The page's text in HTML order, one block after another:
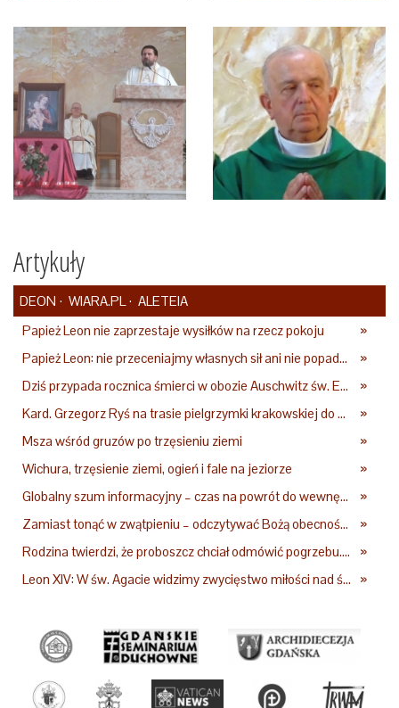
Artykuły
DEON WIARA.PL
ALETEIA
»
Papież Leon nie zaprzestaje wysiłków na rzecz pokoju
»
Papież Leon: nie przeceniajmy własnych sił ani nie popadajmy w rozpacz
»
Dziś przypada rocznica śmierci w obozie Auschwitz św. Edyty Stein – co o niej mówił Jan Paweł II?
»
Kard. Grzegorz Ryś na trasie pielgrzymki krakowskiej do Częstochowy
»
Msza wśród gruzów po trzęsieniu ziemi
»
Wichura, trzęsienie ziemi, ogień i fale na jeziorze
»
Globalny szum informacyjny – czas na powrót do wewnętrznej prawdy
»
Zamiast tonąć w zwątpieniu – odczytywać Bożą obecność w burzach codziennego życia
»
Rodzina twierdzi, że proboszcz chciał odmówić pogrzebu. Kuria zapowiada wyjaśnienia
»
Leon XIV: W św. Agacie widzimy zwycięstwo miłości nad śmiercią